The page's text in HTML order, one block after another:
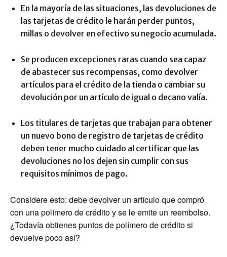
En la mayoría de las situaciones, las devoluciones de
las tarjetas de crédito le harán perder puntos,
millas o devolver en efectivo su negocio acumulada.
Se producen excepciones raras cuando sea capaz
de abastecer sus recompensas, como devolver
artículos para el crédito de la tienda o cambiar su
devolución por un artículo de igual o decano valía.
Los titulares de tarjetas que trabajan para obtener
un nuevo bono de registro de tarjetas de crédito
deben tener mucho cuidado al certificar que las
devoluciones no los dejen sin cumplir con sus
requisitos mínimos de pago.
Considere esto: debe devolver un artículo que compró
con una polímero de crédito y se le emite un reembolso.
¿Todavía obtienes puntos de polímero de crédito si
devuelve poco así?